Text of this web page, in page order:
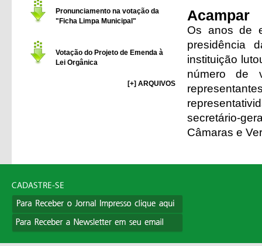
Pronunciamento na votação da
"Ficha Limpa Municipal"
Votação do Projeto de Emenda à
Lei Orgânica
[+] ARQUIVOS
Acampar
Os anos de
presidência
instituição
número de
secretário-
Câmaras e